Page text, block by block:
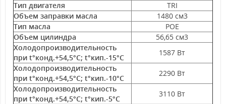
Тип двигателя
TRI
Объем заправки масла
1480 см3
Тип масла
POE
Объем цилиндра
56,65 см3
Холодопроизводительность
при t°конд.+54,5°С; t°кип.-15°С
1587 Вт
Холодопроизводительность
при t°конд.+54,5°С; t°кип.-10°С
2290 Вт
Холодопроизводительность
при t°конд.+54,5°С; t°кип.-5°С
3110 Вт